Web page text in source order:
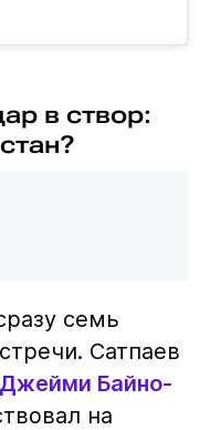
в створ:
семь
Сатпаев
Джейми Байно-
на